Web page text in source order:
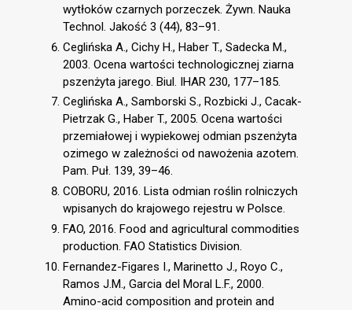
wytłoków czarnych porzeczek. Żywn. Nauka
Technol. Jakość 3 (44), 83–91.
Ceglińska A., Cichy H., Haber T., Sadecka M.,
2003. Ocena wartości technologicznej ziarna
pszenżyta jarego. Biul. IHAR 230, 177–185.
Ceglińska A., Samborski S., Rozbicki J., Cacak-
Pietrzak G., Haber T., 2005. Ocena wartości
przemiałowej i wypiekowej odmian pszenżyta
ozimego w zależności od nawożenia azotem.
Pam. Puł. 139, 39–46.
COBORU, 2016. Lista odmian roślin rolniczych
wpisanych do krajowego rejestru w Polsce.
FAO, 2016. Food and agricultural commodities
production. FAO Statistics Division.
Fernandez-Figares I., Marinetto J., Royo C.,
Ramos J.M., Garcia del Moral L.F., 2000.
Amino-acid composition and protein and